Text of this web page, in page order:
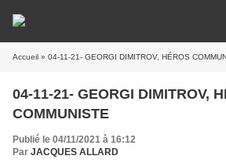
Accueil » 04-11-21- GEORGI DIMITROV, HÉROS
04-11-21- GEORGI DIMITROV,
COMMUNISTE
Publié le 04/11/2021 à 16:12
Par JACQUES ALLARD